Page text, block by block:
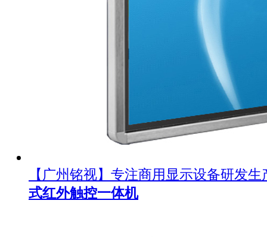
【广州铭视】专注商用显示设备研发
式红外触控一体机